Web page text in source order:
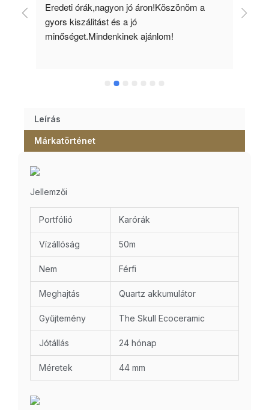
Eredeti órák,nagyon jó áron!Köszönöm a
gyors kiszálitást és a jó
minőséget.Mindenkinek ajánlom!
Leírás
Márkatörténet
Jellemzői
Portfólió Karórák
Vízállóság 50m
Nem Férfi
Meghajtás Quartz akkumulátor
Gyűjtemény The Skull Ecoceramic
Jótállás 24 hónap
Méretek 44 mm